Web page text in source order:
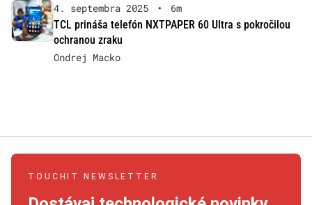
4. septembra 2025 •
6m
TCL prináša telefón NXTPAPER 60 Ultra s pokročilou
ochranou zraku
Ondrej Macko
TOUCHIT NEWSLETTER